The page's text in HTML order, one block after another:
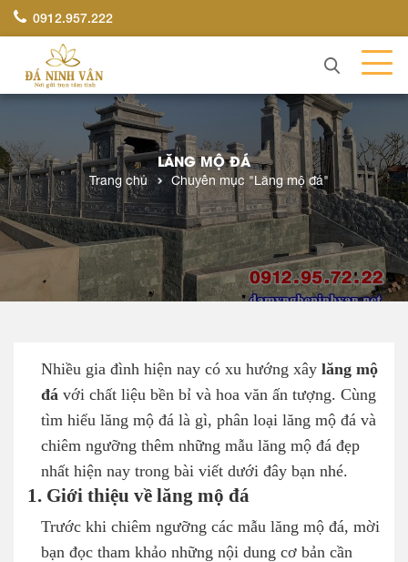
0912.957.222
LĂNG MỘ ĐÁ
Trang chủ Chuyên mục "Lăng mộ đá"
Nhiều gia đình hiện nay có xu hướng xây lăng mộ
đá với chất liệu bền bỉ và hoa văn ấn tượng. Cùng
tìm hiểu lăng mộ đá là gì, phân loại lăng mộ đá và
chiêm ngưỡng thêm những mẫu lăng mộ đá đẹp
nhất hiện nay trong bài viết dưới đây bạn nhé.
1. Giới thiệu về lăng mộ đá
Trước khi chiêm ngưỡng các mẫu lăng mộ đá, mời
bạn đọc tham khảo những nội dung cơ bản cần